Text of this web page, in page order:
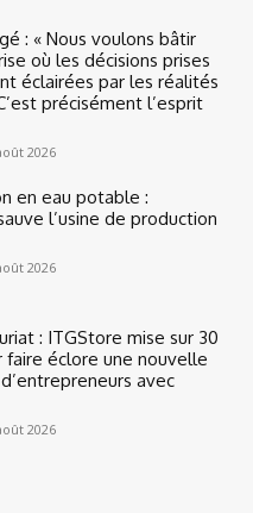
: « Nous voulons bâtir
où les décisions prises
éclairées par les réalités
précisément l’esprit
2026
en eau potable :
l’usine de production
2026
: ITGStore mise sur 30
faire éclore une nouvelle
avec
2026